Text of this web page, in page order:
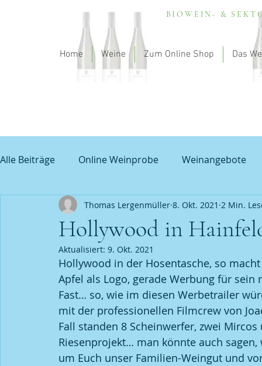
BIOWEIN- &
Home Weine Zum Online Shop Das
Alle Beiträge Online Weinprobe Weinangebote
Spargel und Wein Empfehlung - my theodorus
Unbenannte Kategorie Grauburgunder
Veranstaltungen Sauvignon Blanc
Hollywood in
Thomas Lergenmüller 8. Okt. 2021 2 Min.
Aktualisiert: 9. Okt. 2021
Hollywood in der Hosentasche, so
Apfel als Logo, gerade Werbung für sein
Fast… so, wie im diesen Werbetrailer
mit der professionellen Filmcrew von
Fall standen 8 Scheinwerfer, zwei
Riesenprojekt… man könnte auch
um Euch unser Familien-Weingut und